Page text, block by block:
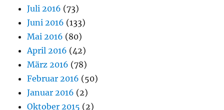
Juli 2016 (73)
Juni 2016 (133)
Mai 2016 (80)
April 2016 (42)
März 2016 (78)
Februar 2016 (50)
Januar 2016 (2)
Oktober 2015 (2)